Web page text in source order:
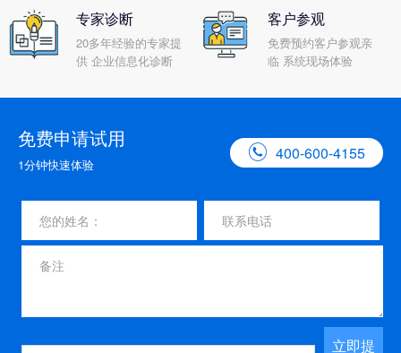
专家诊断
20多年经验的专家提
供 企业信息化诊断
客户参观
免费预约客户参观亲
临 系统现场体验
免费申请试用
1分钟快速体验
 400-600-4155
立即提